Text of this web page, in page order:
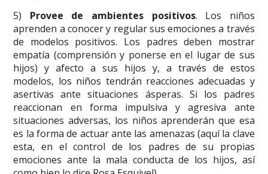
5) Provee de ambientes positivos. Los niños
aprenden a conocer y regular sus emociones a través
de modelos positivos. Los padres deben mostrar
empatía (comprensión y ponerse en el lugar de sus
hijos) y afecto a sus hijos y, a través de estos
modelos, los niños tendrán reacciones adecuadas y
asertivas ante situaciones ásperas. Si los padres
reaccionan en forma impulsiva y agresiva ante
situaciones adversas, los niños aprenderán que esa
es la forma de actuar ante las amenazas (aquí la clave
esta, en el control de los padres de su propias
emociones ante la mala conducta de los hijos, así